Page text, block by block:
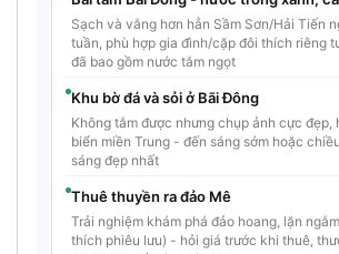
Sạch và vắng hơn hẳn Sầm Sơn/Hải Tiến
tuần, phù hợp gia đình/cặp đôi thích riêng
đã bao gồm nước tắm ngọt
Khu bờ đá và sỏi ở Bãi Đông
Không tắm được nhưng chụp ảnh cực đẹp,
biển miền Trung - đến sáng sớm hoặc
sáng đẹp nhất
Thuê thuyền ra đảo Mê
Trải nghiệm khám phá đảo hoang, lặn
thích phiêu lưu) - hỏi giá trước khi thuê,